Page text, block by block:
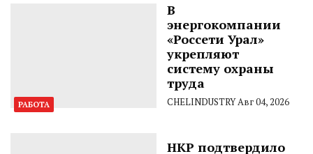
РАБОТА
В
энергокомпании
«Россети Урал»
укрепляют
систему охраны
труда
CHELINDUSTRYАвг 04, 2026
НКР подтвердило